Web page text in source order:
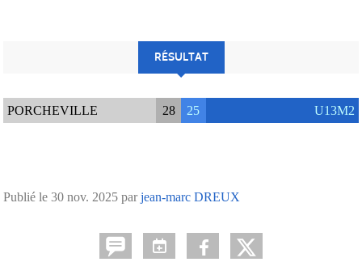
RÉSULTAT
PORCHEVILLE 28 25 U13M2
Publié le 30 nov. 2025 parjean-marc DREUX